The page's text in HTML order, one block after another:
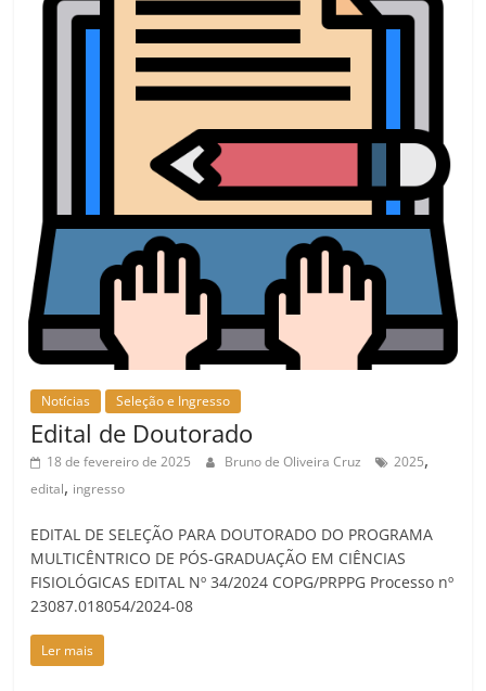
Notícias Seleção e Ingresso
Edital de Doutorado
18 de fevereiro de 2025 Bruno de Oliveira Cruz 2025,
edital, ingresso
EDITAL DE SELEÇÃO PARA DOUTORADO DO PROGRAMA
MULTICÊNTRICO DE PÓS-GRADUAÇÃO EM CIÊNCIAS
FISIOLÓGICAS EDITAL Nº 34/2024 COPG/PRPPG Processo nº
23087.018054/2024-08
Ler mais